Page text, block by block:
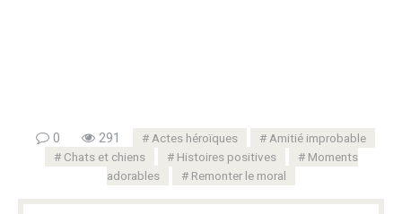
0 291 Actes héroïques
Amitié improbable
Chats et chiens
Histoires positives
Moments
adorables
Remonter le moral